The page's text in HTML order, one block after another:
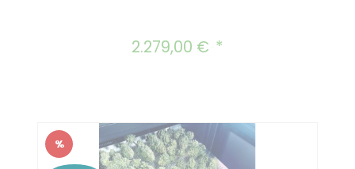
Regulärer Preis:
2.279,00 €
Rabatt
%